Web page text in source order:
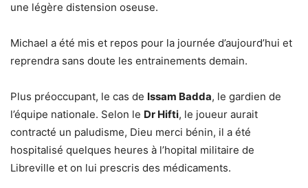
une légère distension oseuse.
Michael a été mis et repos pour la journée d’aujourd’hui et
reprendra sans doute les entrainements demain.
Plus préoccupant, le cas de Issam Badda, le gardien de
l’équipe nationale. Selon le Dr Hifti, le joueur aurait
contracté un paludisme, Dieu merci bénin, il a été
hospitalisé quelques heures à l’hopital militaire de
Libreville et on lui prescris des médicaments.